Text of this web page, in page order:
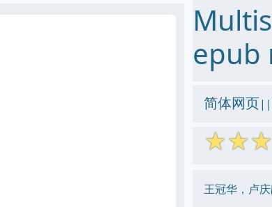
epub
简体网页||
☆☆☆
王冠华，卢